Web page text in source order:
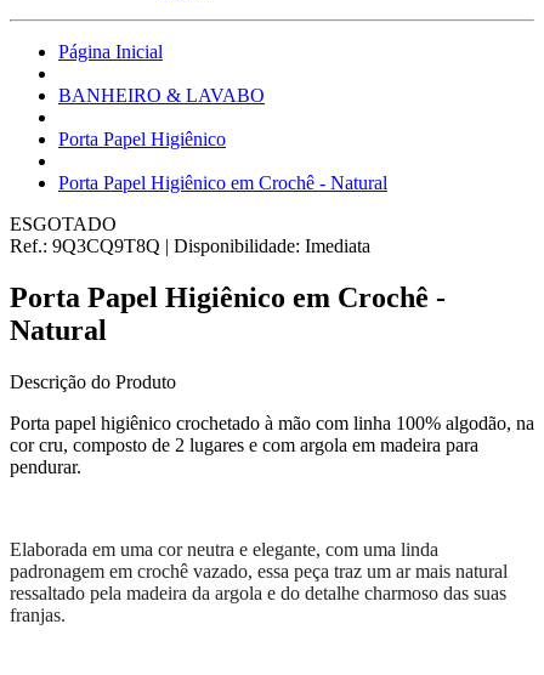
Página Inicial
BANHEIRO & LAVABO
Porta Papel Higiênico
Porta Papel Higiênico em Crochê - Natural
ESGOTADO
Ref.: 9Q3CQ9T8Q | Disponibilidade: Imediata
Porta Papel Higiênico em Crochê -
Natural
Descrição do Produto
Porta papel higiênico crochetado à mão com linha 100% algodão, na
cor cru, composto de 2 lugares e com argola em madeira para
pendurar.
Elaborada em uma cor neutra e elegante, com uma linda
padronagem em crochê vazado, essa peça traz um ar mais natural
ressaltado pela madeira da argola e do detalhe charmoso das suas
franjas.